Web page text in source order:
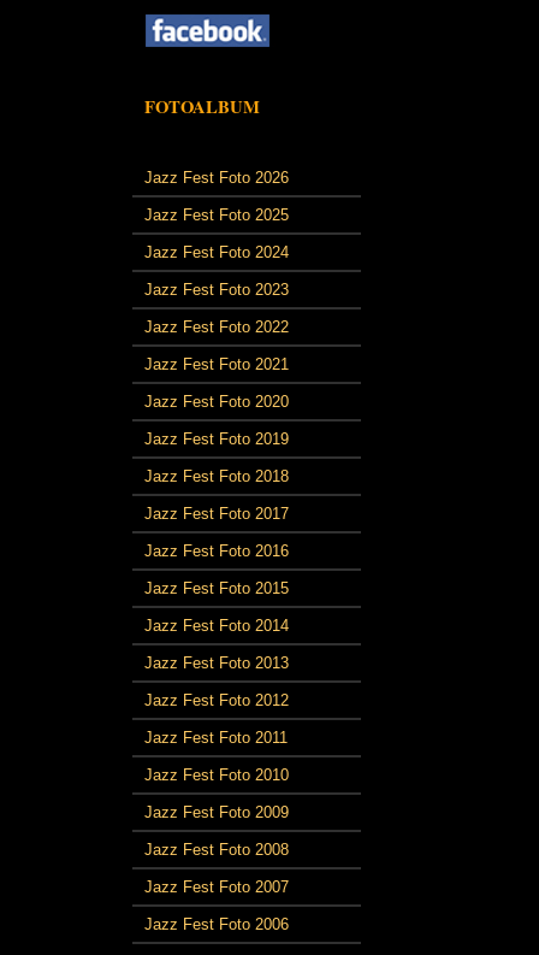
FOTOALBUM
Jazz Fest Foto 2026
Jazz Fest Foto 2025
Jazz Fest Foto 2024
Jazz Fest Foto 2023
Jazz Fest Foto 2022
Jazz Fest Foto 2021
Jazz Fest Foto 2020
Jazz Fest Foto 2019
Jazz Fest Foto 2018
Jazz Fest Foto 2017
Jazz Fest Foto 2016
Jazz Fest Foto 2015
Jazz Fest Foto 2014
Jazz Fest Foto 2013
Jazz Fest Foto 2012
Jazz Fest Foto 2011
Jazz Fest Foto 2010
Jazz Fest Foto 2009
Jazz Fest Foto 2008
Jazz Fest Foto 2007
Jazz Fest Foto 2006